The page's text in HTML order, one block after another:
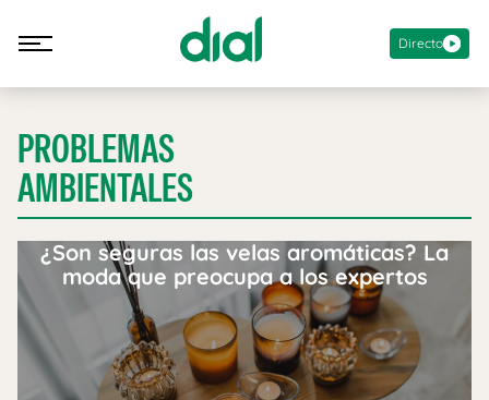
Directo
PROBLEMAS
AMBIENTALES
¿Son seguras las velas aromáticas? La
moda que preocupa a los expertos